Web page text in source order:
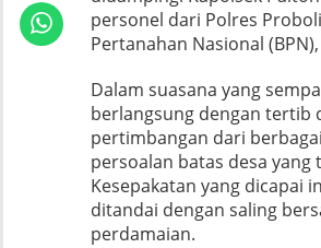
personel dari Polres
Pertanahan Nasional
Dalam suasana yang
berlangsung dengan tertib
pertimbangan dari
persoalan batas desa
Kesepakatan yang dicapai
ditandai dengan saling
perdamaian.